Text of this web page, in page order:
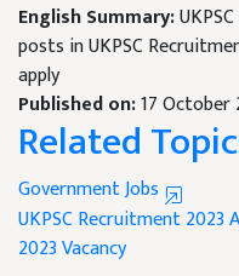
English Summary:
posts in UKPSC
apply
Published on:17 October
Related
Government Jobs
UKPSC Recruitment 2023
2023 Vacancy